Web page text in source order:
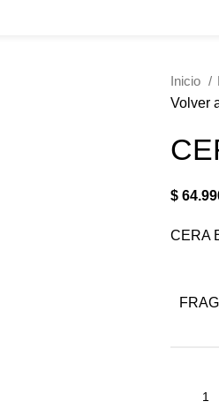
Inicio
Volver
$
CERA